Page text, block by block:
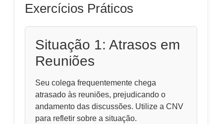
Exercícios Práticos
Situação 1: Atrasos em
Reuniões
Seu colega frequentemente chega
atrasado às reuniões, prejudicando o
andamento das discussões. Utilize a CNV
para refletir sobre a situação.